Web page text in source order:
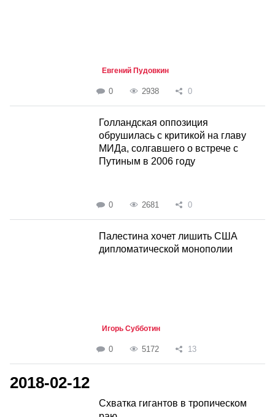
Евгений Пудовкин
0 2938 0
Голландская оппозиция
обрушилась с критикой на главу
МИДа, солгавшего о встрече с
Путиным в 2006 году
0 2681 0
Палестина хочет лишить США
дипломатической монополии
Игорь Субботин
0 5172 13
2018-02-12
Схватка гигантов в тропическом